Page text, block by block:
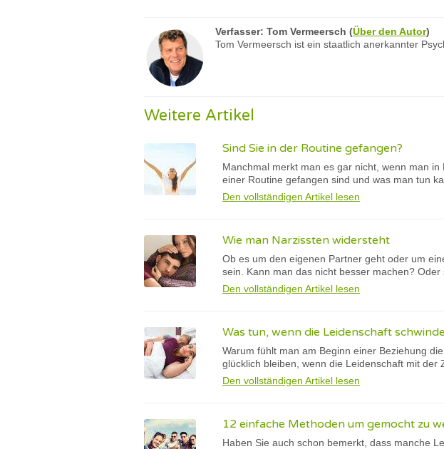
Verfasser: Tom Vermeersch (Über den Autor)
Tom Vermeersch ist ein staatlich anerkannter
Weitere Artikel
Sind Sie in der Routine gefangen?
Manchmal merkt man es gar nicht, wenn man
einer Routine gefangen sind und was man tun
Den vollständigen Artikel lesen
Wie man Narzissten widersteht
Ob es um den eigenen Partner geht oder um
sein. Kann man das nicht besser machen?
Den vollständigen Artikel lesen
Was tun, wenn die Leidenschaft
Warum fühlt man am Beginn einer Beziehung
glücklich bleiben, wenn die Leidenschaft mit der
Den vollständigen Artikel lesen
12 einfache Methoden um gemocht zu
Haben Sie auch schon bemerkt, dass manche